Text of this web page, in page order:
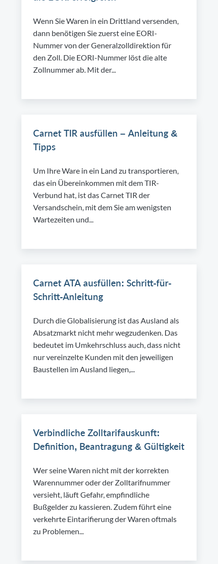
Wenn Sie Waren in ein Drittland versenden,
dann benötigen Sie zuerst eine EORI-
Nummer von der Generalzolldirektion für
den Zoll. Die EORI-Nummer löst die alte
Zollnummer ab. Mit der...
Carnet TIR ausfüllen – Anleitung &
Tipps
Um Ihre Ware in ein Land zu transportieren,
das ein Übereinkommen mit dem TIR-
Verbund hat, ist das Carnet TIR der
Versandschein, mit dem Sie am wenigsten
Wartezeiten und...
Carnet ATA ausfüllen: Schritt-für-
Schritt-Anleitung
Durch die Globalisierung ist das Ausland als
Absatzmarkt nicht mehr wegzudenken. Das
bedeutet im Umkehrschluss auch, dass nicht
nur vereinzelte Kunden mit den jeweiligen
Baustellen im Ausland liegen,...
Verbindliche Zolltarifauskunft:
Definition, Beantragung & Gültigkeit
Wer seine Waren nicht mit der korrekten
Warennummer oder der Zolltarifnummer
versieht, läuft Gefahr, empfindliche
Bußgelder zu kassieren. Zudem führt eine
verkehrte Eintarifierung der Waren oftmals
zu Problemen...